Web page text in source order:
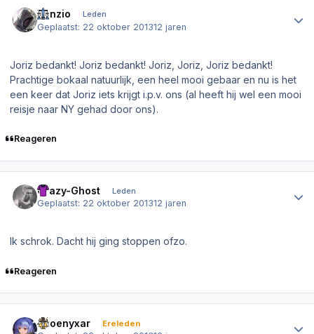
Venzio Leden
Geplaatst: 22 oktober 201312 jaren
Joriz bedankt! Joriz bedankt! Joriz, Joriz, Joriz bedankt!
Prachtige bokaal natuurlijk, een heel mooi gebaar en nu is het
een keer dat Joriz iets krijgt i.p.v. ons (al heeft hij wel een mooi
reisje naar NY gehad door ons).
Reageren
Crazy-Ghost Leden
Geplaatst: 22 oktober 201312 jaren
Ik schrok. Dacht hij ging stoppen ofzo.
Reageren
Phoenyxar Ereleden